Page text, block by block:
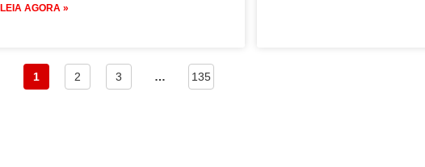
LEIA AGORA »
1 2 3 … 135